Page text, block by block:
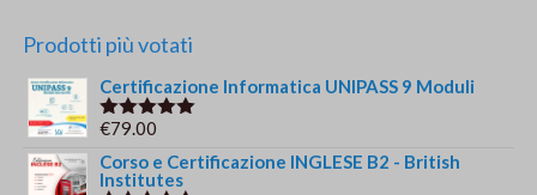
Prodotti più votati
Certificazione Informatica UNIPASS 9 Moduli
Valutato
€79.00
Corso e Certificazione INGLESE B2 - British
Institutes